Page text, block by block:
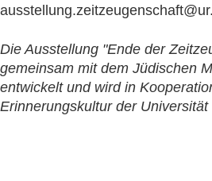
Die Ausstellung "Ende der
gemeinsam mit dem Jüdischen
entwickelt und wird in
Erinnerungskultur der